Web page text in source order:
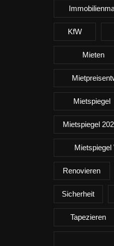
KfW
Mieten
Mietspiegel
Mietspiegel
Mietspiegel
Renovieren
Sicherheit
Tapezieren